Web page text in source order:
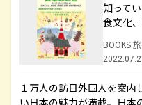
知って
食文化
BOOKS
１万人の訪日外国人を案
い日本の魅力が満載。日本